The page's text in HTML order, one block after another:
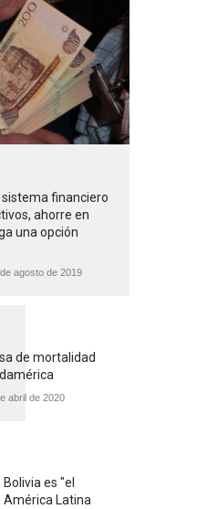
financiero
ahorre en
una opción
agosto de 2019
de mortalidad
abril de 2020
es "el
América Latina